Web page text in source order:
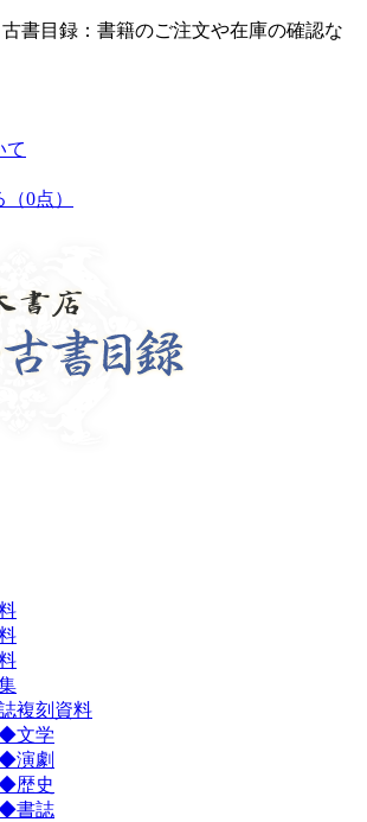
書目録：書籍のご注文や在庫の確認な
て
（0点）
複刻資料
文学
演劇
歴史
書誌